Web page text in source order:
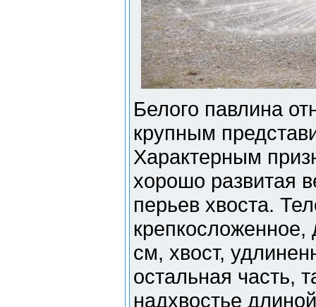
Белого павлина
крупным
Характерным
хорошо развитая
перьев хвоста.
крепкосложенное,
см, хвост,
остальная часть,
надхвостье